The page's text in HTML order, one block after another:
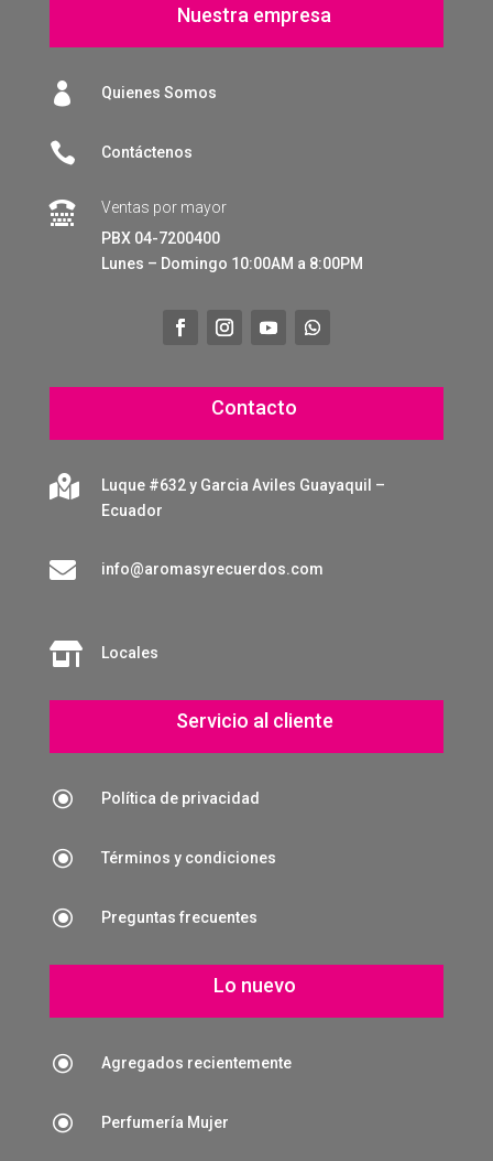
Nuestra empresa
 Quienes Somos
 Contáctenos

Ventas por mayor
PBX 04-7200400
Lunes – Domingo 10:00AM a 8:00PM
Contacto

Luque #632 y Garcia Aviles Guayaquil –
Ecuador
 info@aromasyrecuerdos.com
 Locales
Servicio al cliente
\ Política de privacidad
\ Términos y condiciones
\ Preguntas frecuentes
Lo nuevo
\ Agregados recientemente
\ Perfumería Mujer